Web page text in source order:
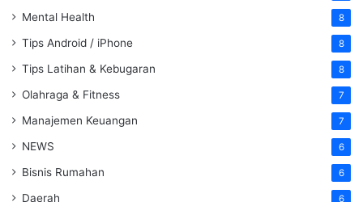
Mental Health 8
Tips Android / iPhone 8
Tips Latihan & Kebugaran 8
Olahraga & Fitness 7
Manajemen Keuangan 7
NEWS 6
Bisnis Rumahan 6
Daerah 6